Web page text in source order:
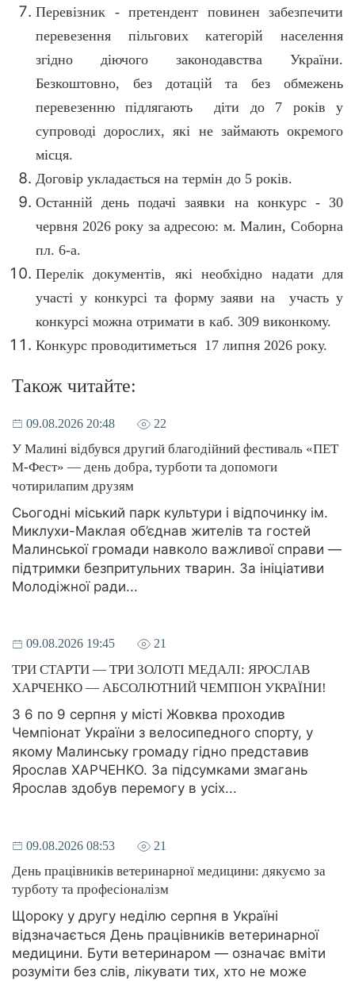
Перевізник - претендент повинен забезпечити
перевезення пільгових категорій населення
згідно діючого законодавства України.
Безкоштовно, без дотацій та без обмежень
перевезенню підлягають діти до 7 років у
супроводі дорослих, які не займають окремого
місця.
Договір укладається на термін до 5 років.
Останній день подачі заявки на конкурс - 30
червня 2026 року за адресою: м. Малин, Соборна
пл. 6-а.
Перелік документів, які необхідно надати для
участі у конкурсі та форму заяви на участь у
конкурсі можна отримати в каб. 309 виконкому.
Конкурс проводитиметься 17 липня 2026 року.
Також читайте:
09.08.2026 20:48 22
У Малині відбувся другий благодійний фестиваль «ПЕТ
М-Фест» — день добра, турботи та допомоги
чотирилапим друзям
Сьогодні міський парк культури і відпочинку ім.
Миклухи-Маклая об’єднав жителів та гостей
Малинської громади навколо важливої справи —
підтримки безпритульних тварин. За ініціативи
Молодіжної ради...
09.08.2026 19:45 21
ТРИ СТАРТИ — ТРИ ЗОЛОТІ МЕДАЛІ: ЯРОСЛАВ
ХАРЧЕНКО — АБСОЛЮТНИЙ ЧЕМПІОН УКРАЇНИ!
З 6 по 9 серпня у місті Жовква проходив
Чемпіонат України з велосипедного спорту, у
якому Малинську громаду гідно представив
Ярослав ХАРЧЕНКО. За підсумками змагань
Ярослав здобув перемогу в усіх...
09.08.2026 08:53 21
День працівників ветеринарної медицини: дякуємо за
турботу та професіоналізм
Щороку у другу неділю серпня в Україні
відзначається День працівників ветеринарної
медицини. Бути ветеринаром — означає вміти
розуміти без слів, лікувати тих, хто не може